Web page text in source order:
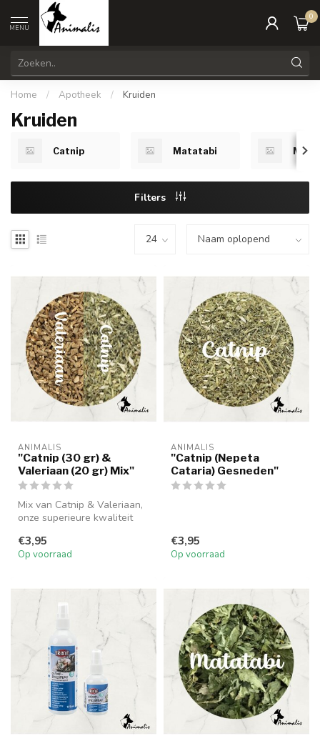
MENU
0
Home / Apotheek / Kruiden
Kruiden
Catnip Matatabi Mint
Filters
ANIMALIS
"Catnip (30 gr) &
Valeriaan (20 gr) Mix"
Mix van Catnip & Valeriaan,
onze superieure kwaliteit
€3,95
Op voorraad
ANIMALIS
"Catnip (Nepeta
Cataria) Gesneden"
€3,95
Op voorraad